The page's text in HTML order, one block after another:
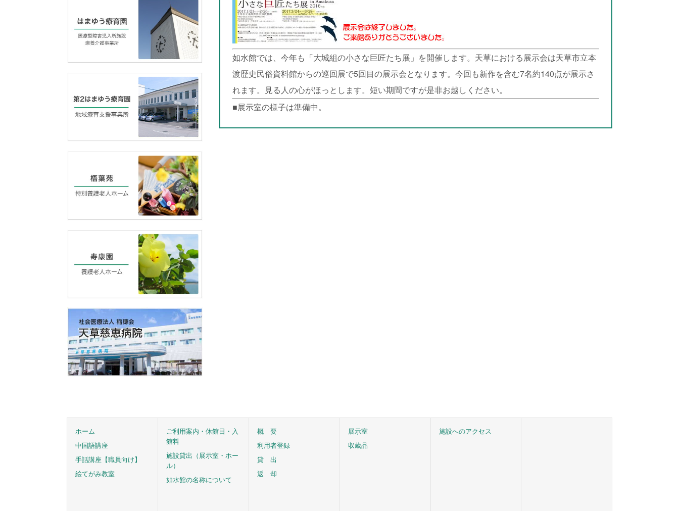
如水館では、今年も「大城組の小さな巨匠たち展」を開催します。天草における展示会は天草市立本
渡歴史民俗資料館からの巡回展で5回目の展示会となります。今回も新作を含む7名約140点が展示さ
れます。見る人の心がほっとします。短い期間ですが是非お越しください。
■展示室の様子は準備中。
ホーム
中国語講座
手話講座【職員向け】
絵てがみ教室
ご利用案内・休館日・入
館料
施設貸出（展示室・ホー
ル）
如水館の名称について
概 要
利用者登録
貸 出
返 却
展示室
収蔵品
施設へのアクセス